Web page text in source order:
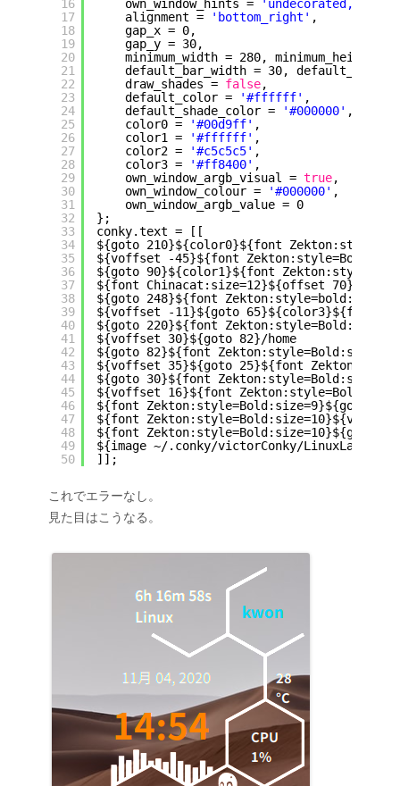
16
17
18
19
20
21
22
23
24
25
26
27
28
29
30
31
32
33
34
35
36
37
38
39
40
41
42
43
44
45
46
47
48
49
50
own_window_hints =
alignment =
'bottom_right' ,
gap_x = 0,
gap_y = 30,
minimum_width = 280, minimum_height =
default_bar_width = 30,
draw_shades = false,
default_color =
'#ffffff' ,
default_shade_color =
'#000000' ,
color0 =
'#00d9ff' ,
color1 =
'#ffffff' ,
color2 =
'#c5c5c5' ,
color3 =
'#ff8400' ,
own_window_argb_visual = true,
own_window_colour =
'#000000' ,
own_window_argb_value = 0
};
conky.text = [[
${goto 210}${color0}${font
${voffset -45}${font
${goto 90}${color1}${font
${font Chinacat:size=12}${offset
${goto 248}${font
${voffset -11}${goto 65}${color3}${font
${goto 220}${font
${voffset 30}${goto 82}/home
${goto 82}${font
${voffset 35}${goto 25}${font
${goto 30}${font
${voffset 16}${font
${font Zekton:style=Bold:size=9}${goto
${font
${font Zekton:style=Bold:size=10}${goto
${image ~/.conky/victorConky/LinuxLarge
]];
これでエラーなし。
見た目はこうなる。